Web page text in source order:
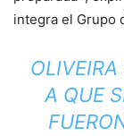
integra el Grupo
A QUE